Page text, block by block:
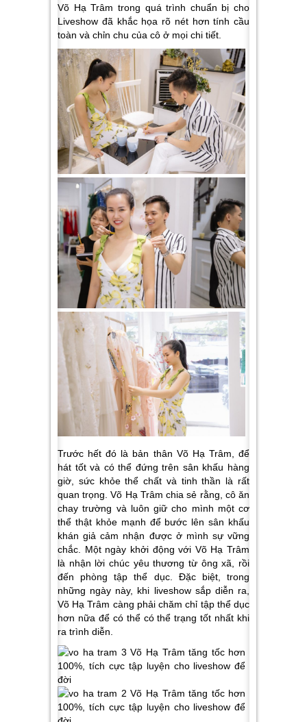
Võ Hạ Trâm trong quá trình chuẩn bị cho
Liveshow đã khắc họa rõ nét hơn tính cầu
toàn và chỉn chu của cô ở mọi chi tiết.
Trước hết đó là bản thân Võ Hạ Trâm, để
hát tốt và có thể đứng trên sân khấu hàng
giờ, sức khỏe thể chất và tinh thần là rất
quan trọng. Võ Hạ Trâm chia sẻ rằng, cô ăn
chay trường và luôn giữ cho mình một cơ
thể thật khỏe mạnh để bước lên sân khấu
khán giả cảm nhận được ở mình sự vững
chắc. Một ngày khởi động với Võ Hạ Trâm
là nhận lời chúc yêu thương từ ông xã, rồi
đến phòng tập thể dục. Đặc biệt, trong
những ngày này, khi liveshow sắp diễn ra,
Võ Hạ Trâm càng phải chăm chỉ tập thể dục
hơn nữa để có thể có thể trạng tốt nhất khi
ra trình diễn.